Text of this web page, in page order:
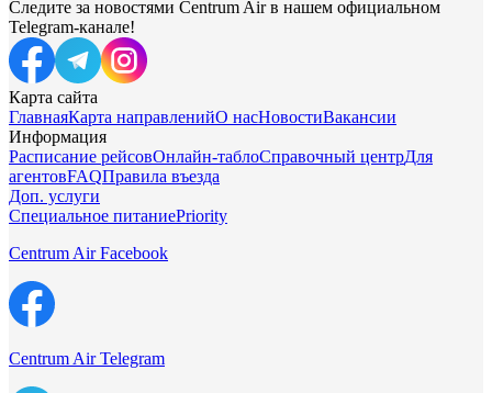
Следите за новостями Centrum Air в нашем официальном
Telegram-канале!
Карта сайта
ГлавнаяКарта направленийО насНовостиВакансии
Информация
Расписание рейсовОнлайн-таблоСправочный центрДля
агентовFAQПравила въезда
Доп. услуги
Специальное питаниеPriority
Centrum Air Facebook
Centrum Air Telegram